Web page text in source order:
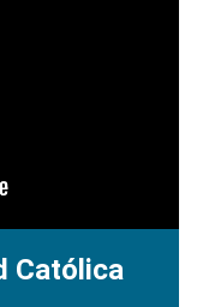
Católica